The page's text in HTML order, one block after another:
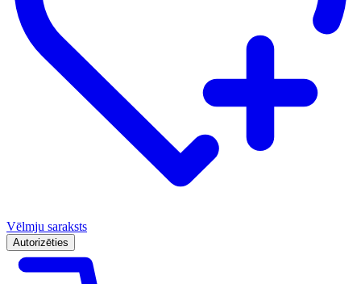
Vēlmju saraksts
Autorizēties